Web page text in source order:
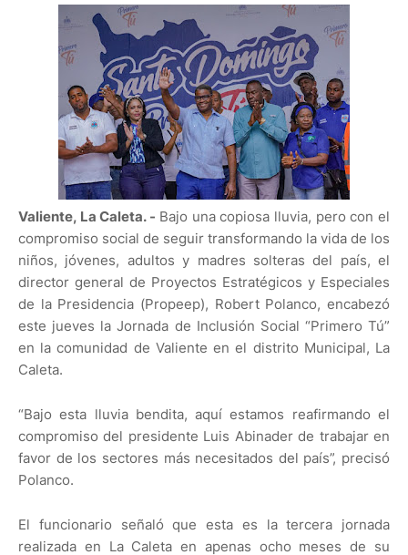
Valiente, La Caleta. - Bajo una copiosa lluvia, pero con el
compromiso social de seguir transformando la vida de los
niños, jóvenes, adultos y madres solteras del país, el
director general de Proyectos Estratégicos y Especiales
de la Presidencia (Propeep), Robert Polanco, encabezó
este jueves la Jornada de Inclusión Social “Primero Tú”
en la comunidad de Valiente en el distrito Municipal, La
Caleta.
“Bajo esta lluvia bendita, aquí estamos reafirmando el
compromiso del presidente Luis Abinader de trabajar en
favor de los sectores más necesitados del país”, precisó
Polanco.
El funcionario señaló que esta es la tercera jornada
realizada en La Caleta en apenas ocho meses de su